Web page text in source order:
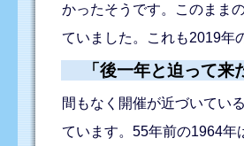
かったそうです。このまま
ていました。これも2019年
「後一年と迫って
間もなく開催が近づいてい
ています。55年前の1964年